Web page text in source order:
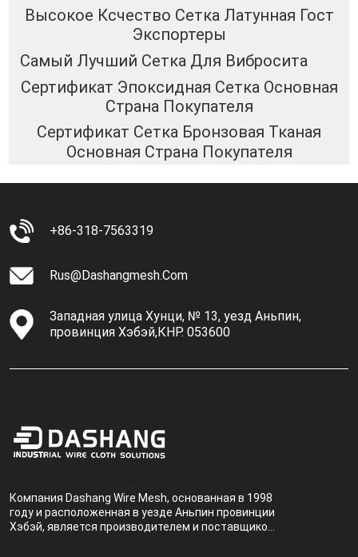
Высокое Ксчество Сетка Латунная Гост
Экспортеры
Самый Лучший Сетка Для Вибросита
Сертификат Эпоксидная Сетка Основная
Страна Покупателя
Сертификат Сетка Бронзовая Тканая
Основная Страна Покупателя
+86-318-7563319
Rus@dashangmesh.com
Западная улица Хунци, № 13, уезд Аньпин,
провинция Хэбэй,КНР. 053600
Компания Dashang Wire Mesh, основанная в 1998
году и расположенная в уезде Аньпин провинции
Хэбэй, является производителем и поставщиком,